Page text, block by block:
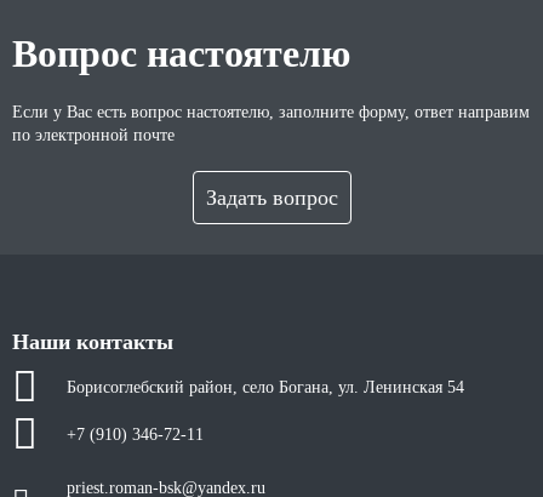
Вопрос настоятелю
Если у Вас есть вопрос настоятелю, заполните форму, ответ направим
по электронной почте
Задать вопрос
Наши контакты
Борисоглебский район, село Богана, ул. Ленинская 54
+7 (910) 346-72-11
priest.roman-bsk@yandex.ru